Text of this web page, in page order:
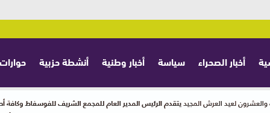
أخبار الصحراء سياسة أخبار وطنية أنشطة حزبية